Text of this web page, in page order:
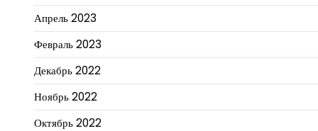
Апрель 2023
Февраль 2023
Декабрь 2022
Ноябрь 2022
Октябрь 2022